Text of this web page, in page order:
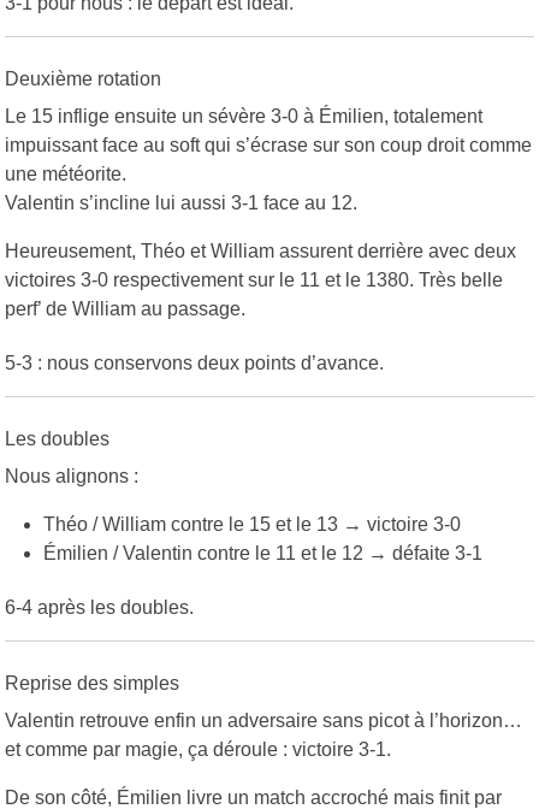
Deuxième rotation
Le 15 inflige ensuite un sévère 3-0 à Émilien, totalement
impuissant face au soft qui s’écrase sur son coup droit comme
une météorite.
Valentin s’incline lui aussi 3-1 face au 12.
Heureusement, Théo et William assurent derrière avec deux
victoires 3-0 respectivement sur le 11 et le 1380. Très belle
perf’ de William au passage.
5-3 : nous conservons deux points d’avance.
Les doubles
Nous alignons :
Théo / William contre le 15 et le 13 → victoire 3-0
Émilien / Valentin contre le 11 et le 12 → défaite 3-1
6-4 après les doubles.
Reprise des simples
Valentin retrouve enfin un adversaire sans picot à l’horizon…
et comme par magie, ça déroule : victoire 3-1.
De son côté, Émilien livre un match accroché mais finit par